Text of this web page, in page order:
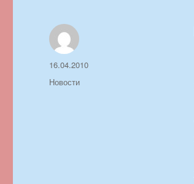
Автор
Опубликовано
16.04.2010
Рубрики
Новости